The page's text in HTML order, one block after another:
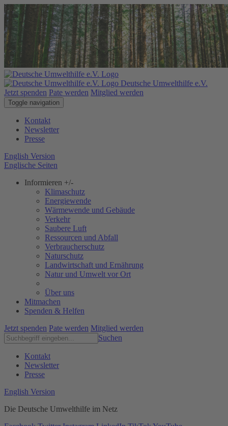
Deutsche Umwelthilfe e.V.
Jetzt spenden Pate werden Mitglied werden
Toggle navigation
Kontakt
Newsletter
Presse
English Version
Englische Seiten
Informieren +/-
Klimaschutz
Energiewende
Wärmewende und Gebäude
Verkehr
Saubere Luft
Ressourcen und Abfall
Verbraucherschutz
Naturschutz
Landwirtschaft und Ernährung
Natur und Umwelt vor Ort
Über uns
Mitmachen
Spenden & Helfen
Jetzt spenden Pate werden Mitglied werden
Suchen
Kontakt
Newsletter
Presse
English Version
Die Deutsche Umwelthilfe im Netz